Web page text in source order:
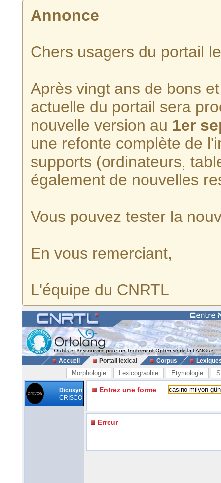
Annonce
Chers usagers du portail
Après vingt ans de bons
actuelle du portail sera
nouvelle version au 1er
une refonte complète de
supports (ordinateurs,
également de nouvelles
Vous pouvez tester la
En vous remerciant,
L'équipe du CNRTL
Accueil Portail lexical Corpus
Morphologie Lexicographie Etymologie
Dicosyn
CRISCO
Entrez une forme
Erreur